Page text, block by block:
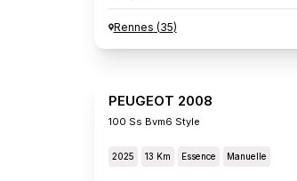
Rennes (35)
PEUGEOT 2008
100 Ss Bvm6 Style
2025 13 Km Essence Manuelle